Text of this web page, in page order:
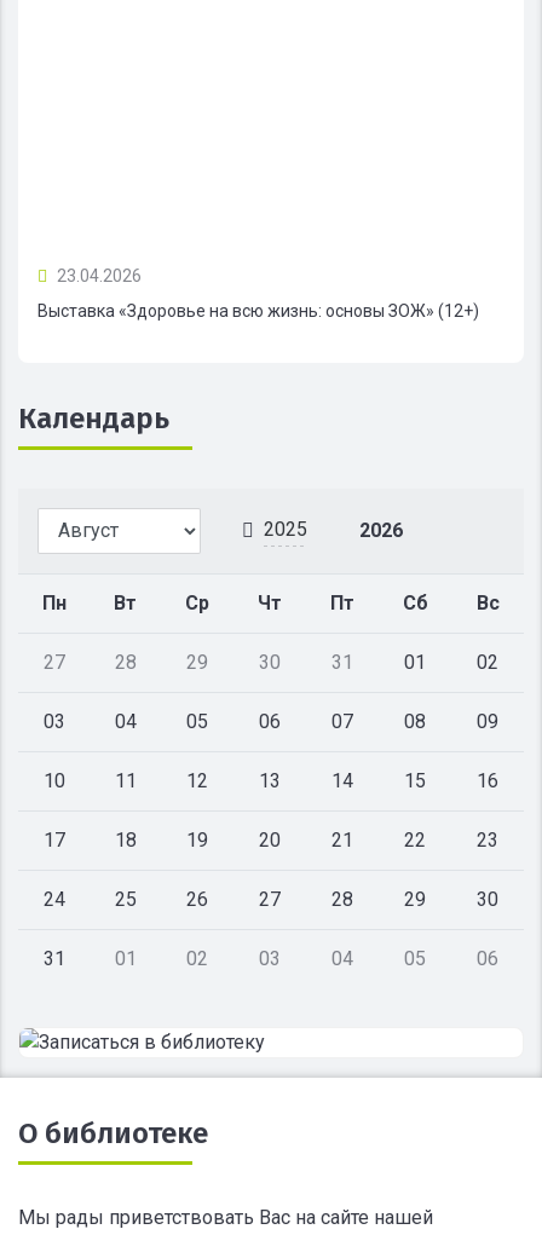
23.04.2026
Выставка «Здоровье на всю жизнь: основы ЗОЖ» (12+)
Календарь
2025 2026
Пн Вт Ср Чт Пт Сб Вс
27 28 29 30 31 01 02
03 04 05 06 07 08 09
10 11 12 13 14 15 16
17 18 19 20 21 22 23
24 25 26 27 28 29 30
31 01 02 03 04 05 06
О библиотеке
Мы рады приветствовать Вас на сайте нашей